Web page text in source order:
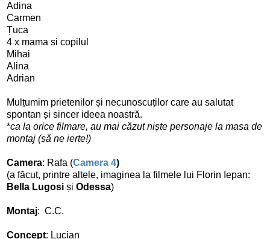
Adina
Carmen
Țuca
4 x mama si copilul
Mihai
Alina
Adrian
Mulțumim prietenilor și necunoscuților care au salutat
spontan și sincer ideea noastră.
*ca la orice filmare, au mai căzut niște personaje la masa de
montaj (să ne ierte!)
Camera: Rafa (Camera 4)
(a făcut, printre altele, imaginea la filmele lui Florin Iepan:
Bella Lugosi și Odessa)
Montaj: C.C.
Concept: Lucian